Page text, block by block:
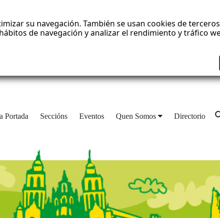
su navegación. También se usan cookies de
de navegación y analizar el rendimiento y tráfico
Portada Seccións Eventos Quen Somos Directorio